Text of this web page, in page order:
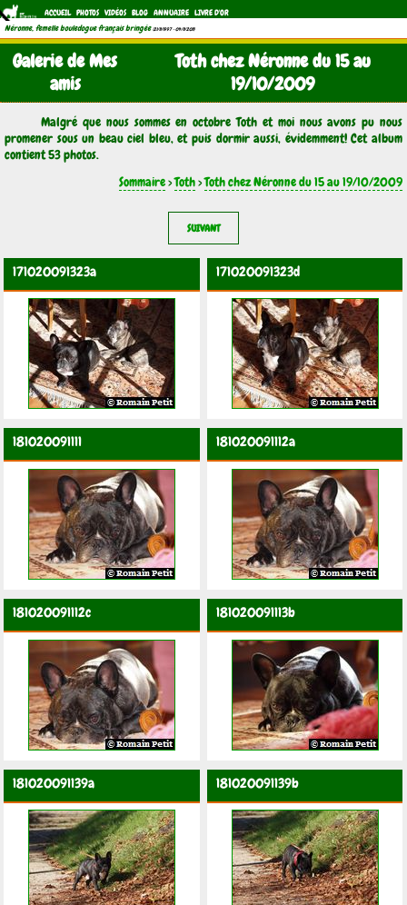
ACCUEIL PHOTOS VIDÉOS BLOG ANNUAIRE LIVRE D'OR
Néronne, femelle bouledogue français bringée (21/11/1997 - 04/11/2011)
Galerie de Mes
amis
Toth chez Néronne du 15 au
19/10/2009
Malgré que nous sommes en octobre Toth et moi nous avons pu nous
promener sous un beau ciel bleu, et puis dormir aussi, évidemment! Cet album
contient 53 photos.
Sommaire>Toth>Toth chez Néronne du 15 au 19/10/2009
SUIVANT
171020091323a 171020091323d
181020091111 181020091112a
181020091112c 181020091113b
181020091139a 181020091139b